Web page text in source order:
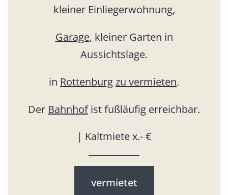
kleiner Einliegerwohnung,
Garage, kleiner Garten in
Aussichtslage.
in Rottenburgzu vermieten.
Der Bahnhofist fußläufig erreichbar.
| Kaltmiete x.- €
vermietet